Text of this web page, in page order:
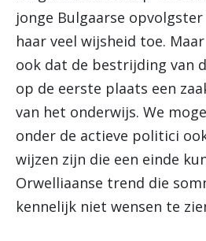
jonge Bulgaarse
haar veel wijsheid toe.
ook dat de bestrijding van
op de eerste plaats een
van het onderwijs. We
onder de actieve politici
wijzen zijn die een einde
Orwelliaanse trend die
kennelijk niet wensen te